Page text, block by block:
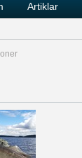
Artiklar